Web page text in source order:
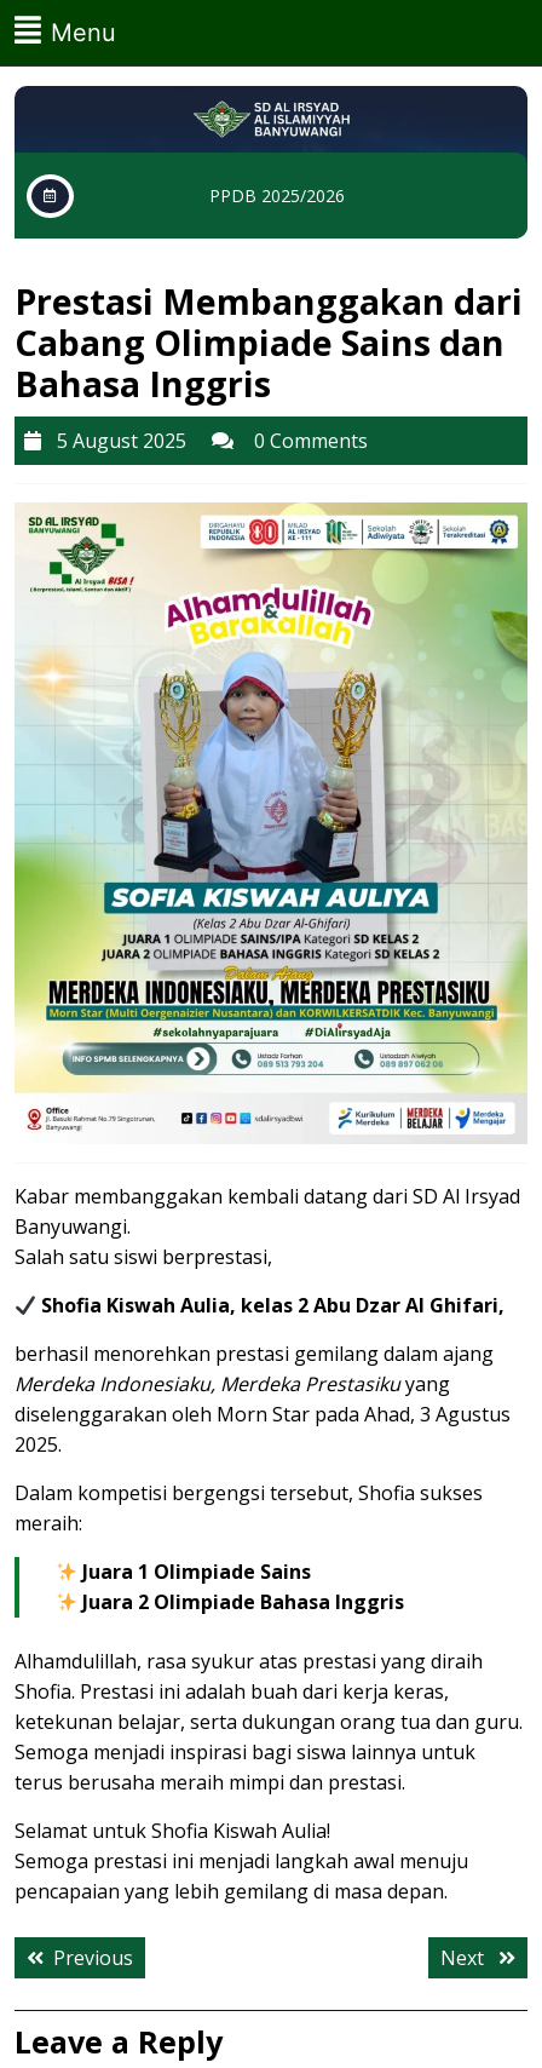
Skip
to
content
Menu
PPDB 2025/2026
Prestasi Membanggakan dari
Cabang Olimpiade Sains dan
Bahasa Inggris
5 August 2025
5
August
2025
0 Comments
Kabar membanggakan kembali datang dari SD Al Irsyad
Banyuwangi.
Salah satu siswi berprestasi,
Shofia Kiswah Aulia, kelas 2 Abu Dzar Al Ghifari,
berhasil menorehkan prestasi gemilang dalam ajang
Merdeka Indonesiaku, Merdeka Prestasikuyang
diselenggarakan oleh Morn Star pada Ahad, 3 Agustus
2025.
Dalam kompetisi bergengsi tersebut, Shofia sukses
meraih:
Juara 1 Olimpiade Sains
Juara 2 Olimpiade Bahasa Inggris
Alhamdulillah, rasa syukur atas prestasi yang diraih
Shofia. Prestasi ini adalah buah dari kerja keras,
ketekunan belajar, serta dukungan orang tua dan guru.
Semoga menjadi inspirasi bagi siswa lainnya untuk
terus berusaha meraih mimpi dan prestasi.
Selamat untuk Shofia Kiswah Aulia!
Semoga prestasi ini menjadi langkah awal menuju
pencapaian yang lebih gemilang di masa depan.
Post
navigation
Previous
post:
Next Next
post:
Leave a Reply